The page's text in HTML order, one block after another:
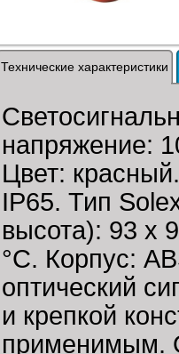
Технические характеристики
напряжение:
Цвет:
IP65. Тип
высота): 93 x
°C. Корпус:
оптический
и крепкой
применимым.